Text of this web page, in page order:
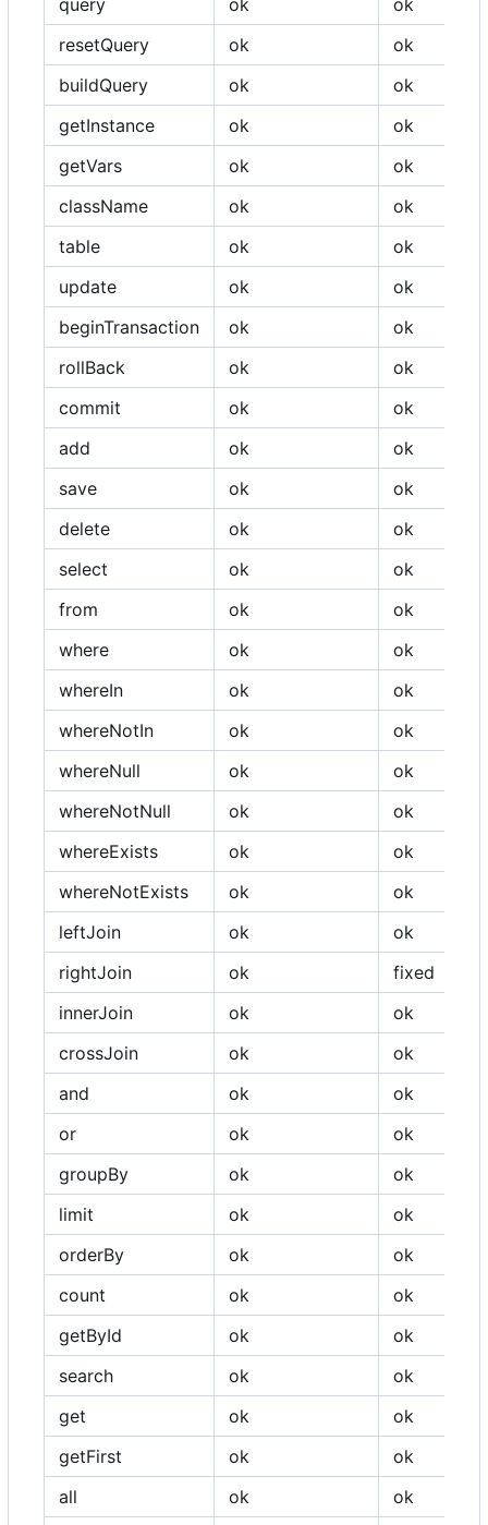
query ok ok
resetQuery
ok ok
buildQuery
ok ok
getInstance
ok ok
getVars
ok ok
className
ok ok
table
ok ok
update
ok ok
beginTransaction
ok ok
rollBack
ok ok
commit
ok ok
add
ok ok
save
ok ok
delete
ok ok
select
ok ok
from
ok ok
where
ok ok
whereIn
ok ok
whereNotIn
ok ok
whereNull
ok ok
whereNotNull
ok ok
whereExists
ok ok
whereNotExists
ok ok
leftJoin
ok ok
rightJoin
ok fixed
innerJoin
ok ok
crossJoin
ok ok
and
ok ok
or
ok ok
groupBy
ok ok
limit
ok ok
orderBy
ok ok
count
ok ok
getById
ok ok
search
ok ok
get
ok ok
getFirst
ok ok
all
ok ok